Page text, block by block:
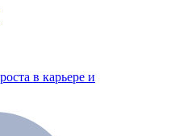
в карьере и